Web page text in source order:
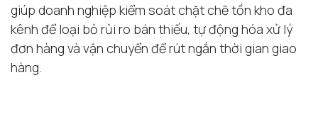
giúp doanh nghiệp kiểm soát chặt chẽ tồn kho đa
kênh để loại bỏ rủi ro bán thiếu, tự động hóa xử lý
đơn hàng và vận chuyển để rút ngắn thời gian giao
hàng.